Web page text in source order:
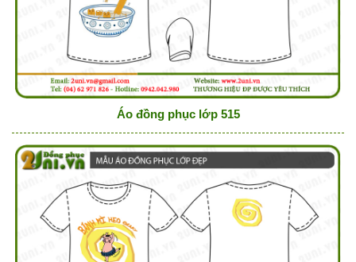
Áo đồng phục lớp 515